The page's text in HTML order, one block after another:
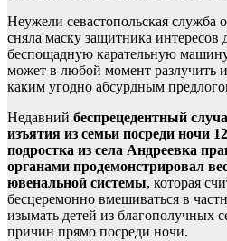
Неужели севастопольская служба
сняла маску защитника интересов
беспощадную карательную
может в любой момент разлучить
каким угодно абсурдным
Недавний беспрецедентный
изъятия из семьи посреди ночи
подростка из села Андреевка
органами продемонстрировал
ювенальной системы, которая
бесцеремонно вмешиваться в
изымать детей из благополучных
причин прямо посреди ночи.